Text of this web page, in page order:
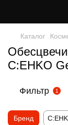
Каталог
C:EHKO
Фильтр 1
Бренд